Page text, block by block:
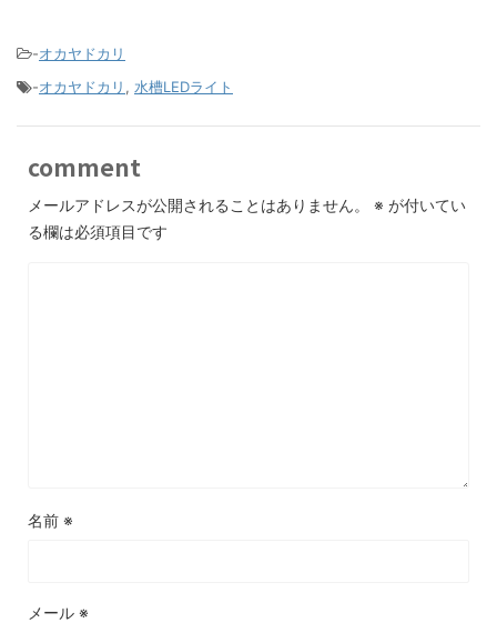
-オカヤドカリ
-オカヤドカリ , 水槽LEDライト
comment
メールアドレスが公開されることはありません。 ※ が付いてい
る欄は必須項目です
名前 ※
メール ※